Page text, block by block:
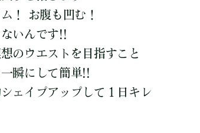
！ お腹も凹む！
いんです!!
のウエストを目指すこと
瞬にして簡単!!
ェイプアップして１日キレ